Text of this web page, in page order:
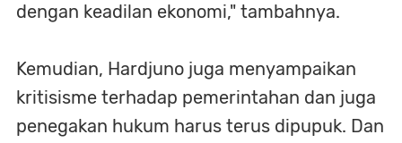
dengan keadilan ekonomi," tambahnya.
Kemudian, Hardjuno juga menyampaikan
kritisisme terhadap pemerintahan dan juga
penegakan hukum harus terus dipupuk. Dan